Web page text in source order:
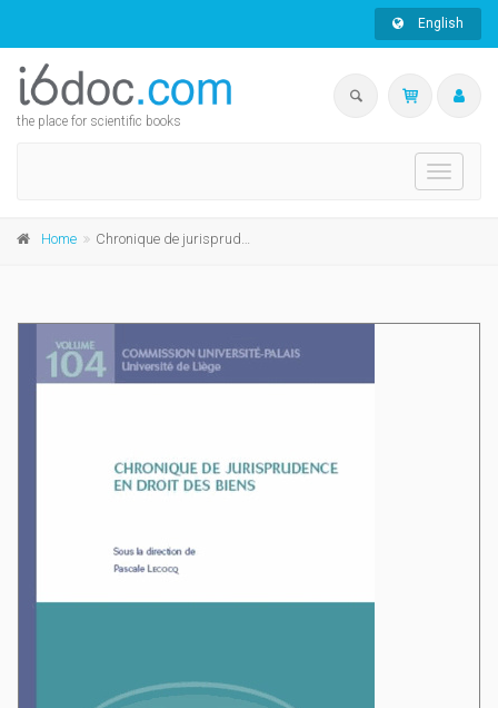
English
the place for scientific books
Toggle
Home Chronique de jurisprudence en droit des biens